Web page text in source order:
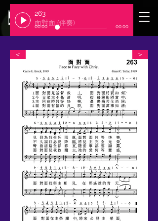
​臺北基督徒聚會處
263
面對面 (伴奏)
00:00 00:00
＜ ＞